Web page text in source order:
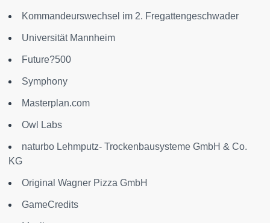
Kommandeurswechsel im 2. Fregattengeschwader
Universität Mannheim
Future?500
Symphony
Masterplan.com
Owl Labs
naturbo Lehmputz- Trockenbausysteme GmbH & Co.
KG
Original Wagner Pizza GmbH
GameCredits